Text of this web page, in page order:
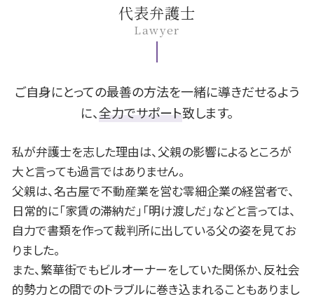
死亡事故 加害者
離婚調停 必要書類
自己破産 生活保護
民事再生 任意整理 違い
民事再生 管財人
豊田市 債務整理 相談
豊田市 遺留分
一宮市 交通事故 相談
岡崎市 B型肝炎
岡崎市 不動産 相談
豊田市 離婚 相談
岡崎市 債務整理 相談
名古屋市 不動産 相談
岡崎市 離婚 相談
名古屋市 離婚 相談
代表弁護士
Lawyer
ご自身にとっての最善の方法を一緒に導きだせるよう
に、全力でサポート致します。
私が弁護士を志した理由は、父親の影響によるところが
大と言っても過言ではありません。
父親は、名古屋で不動産業を営む零細企業の経営者で、
日常的に「家賃の滞納だ」「明け渡しだ」などと言っては、
自力で書類を作って裁判所に出している父の姿を見てお
りました。
また、繁華街でもビルオーナーをしていた関係か、反社会
的勢力との間でのトラブルに巻き込まれることもありまし